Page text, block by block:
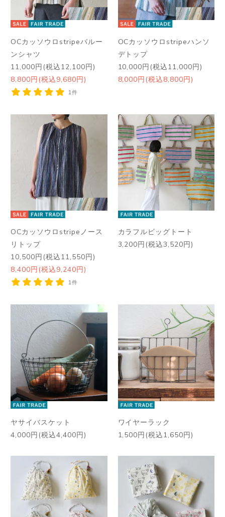
OCカッソウロstripeバルー
ンシャツ
11,000円(税込12,100円)
8,800円(税込9,680円)
1件
OCカッソウロstripeハンソ
デトップ
10,000円(税込11,000円)
8,000円(税込8,800円)
OCカッソウロstripeノース
リトップ
10,500円(税込11,550円)
8,400円(税込9,240円)
1件
カラフルビッグトート
3,200円(税込3,520円)
ヤサイバスケット
4,000円(税込4,400円)
ワイヤーラック
1,500円(税込1,650円)